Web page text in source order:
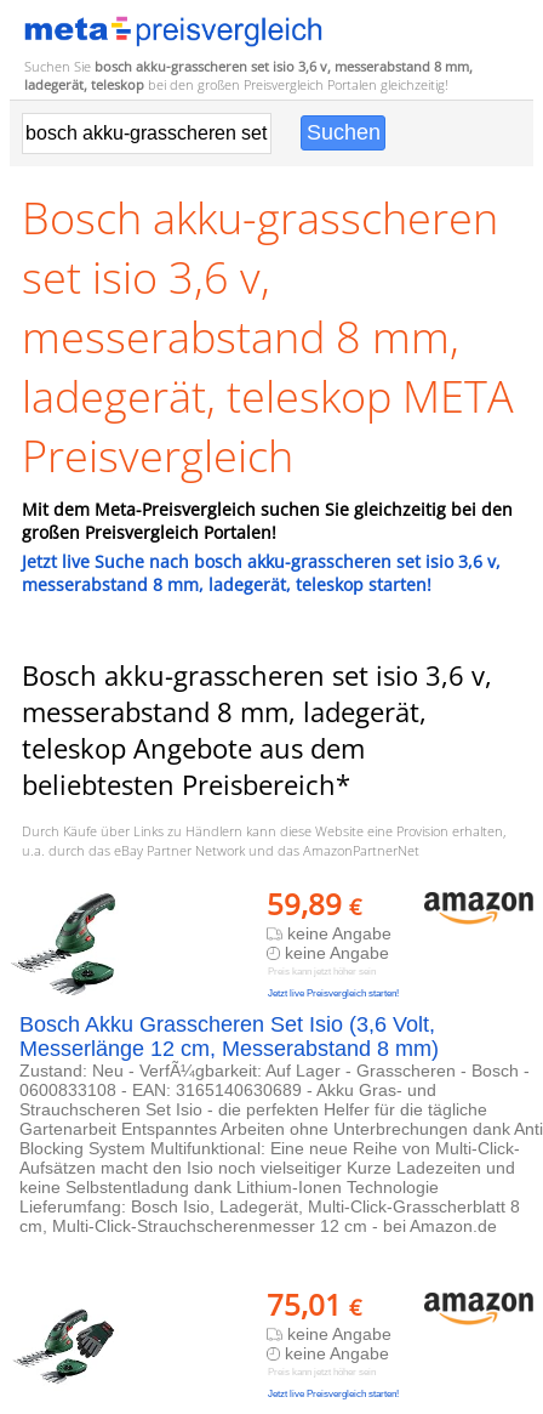
Suchen Sie bosch akku-grasscheren set isio 3,6 v, messerabstand 8 mm,
ladegerät, teleskop bei den großen Preisvergleich Portalen gleichzeitig!
Bosch akku-grasscheren
set isio 3,6 v,
messerabstand 8 mm,
ladegerät, teleskop META
Preisvergleich
Mit dem Meta-Preisvergleich suchen Sie gleichzeitig bei den
großen Preisvergleich Portalen!
Jetzt live Suche nach bosch akku-grasscheren set isio 3,6 v,
messerabstand 8 mm, ladegerät, teleskop starten!
Bosch akku-grasscheren set isio 3,6 v,
messerabstand 8 mm, ladegerät,
teleskop Angebote aus dem
beliebtesten Preisbereich*
Durch Käufe über Links zu Händlern kann diese Website eine Provision erhalten,
u.a. durch das eBay Partner Network und das AmazonPartnerNet
59,89 €
keine Angabe
keine Angabe
Preis kann jetzt höher sein
Jetzt live Preisvergleich starten!
Bosch Akku Grasscheren Set Isio (3,6 Volt,
Messerlänge 12 cm, Messerabstand 8 mm)
Zustand: Neu - VerfÃ¼gbarkeit: Auf Lager - Grasscheren - Bosch -
0600833108 - EAN: 3165140630689 - Akku Gras- und
Strauchscheren Set Isio - die perfekten Helfer für die tägliche
Gartenarbeit Entspanntes Arbeiten ohne Unterbrechungen dank Anti
Blocking System Multifunktional: Eine neue Reihe von Multi-Click-
Aufsätzen macht den Isio noch vielseitiger Kurze Ladezeiten und
keine Selbstentladung dank Lithium-Ionen Technologie
Lieferumfang: Bosch Isio, Ladegerät, Multi-Click-Grasscherblatt 8
cm, Multi-Click-Strauchscherenmesser 12 cm - bei Amazon.de
75,01 €
keine Angabe
keine Angabe
Preis kann jetzt höher sein
Jetzt live Preisvergleich starten!